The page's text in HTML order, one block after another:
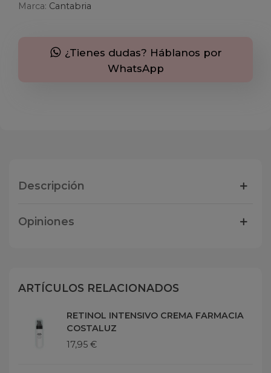
Marca: Cantabria
¿Tienes dudas? Háblanos por
WhatsApp
Descripción
Opiniones
ARTÍCULOS RELACIONADOS
RETINOL INTENSIVO CREMA FARMACIA
COSTALUZ
17,95 €